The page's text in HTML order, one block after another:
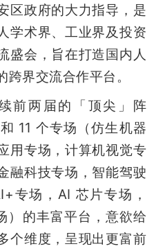
区政府的大力指导，是
学术界、工业界及投资
盛会，旨在打造国内人
界交流合作平台。
前两届的「顶尖」阵
11 个专场（仿生机器
用专场，计算机视觉专
融科技专场，智能驾驶
专场，AI 芯片专场，
）的丰富平台，意欲给
个维度，呈现出更富前